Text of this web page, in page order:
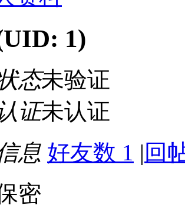
1)
态未验证
证未认证
息 好友数 1 | 回
密